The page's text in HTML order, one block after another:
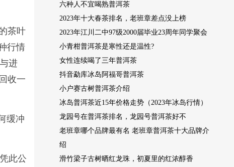
茶叶
行情
进
收一
缓冲
此公
六种人不宜喝熟普洱茶
2023年十大春茶排名，老班章差点没上榜
2023年江川二中97级2000届毕业23周年同学聚会
小青柑普洱茶是寒性还是温性?
女性连续喝了三年普洱茶
抖音勐库冰岛阿福哥普洱茶
小户赛古树普洱茶介绍
冰岛普洱茶近15年价格走势（2023年冰岛行情）
龙园号在普洱茶排名，龙园号普洱茶好不
老班章哪个品牌最有名 老班章普洱茶十大品牌介
绍
滑竹梁子古树晒红龙珠，初夏里的红浓醇香